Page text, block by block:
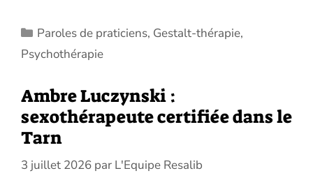
Catégories
Paroles de praticiens, Gestalt-thérapie,
Psychothérapie
Ambre Luczynski :
sexothérapeute certifiée dans le
Tarn
3 juillet 2026 par L'Equipe Resalib